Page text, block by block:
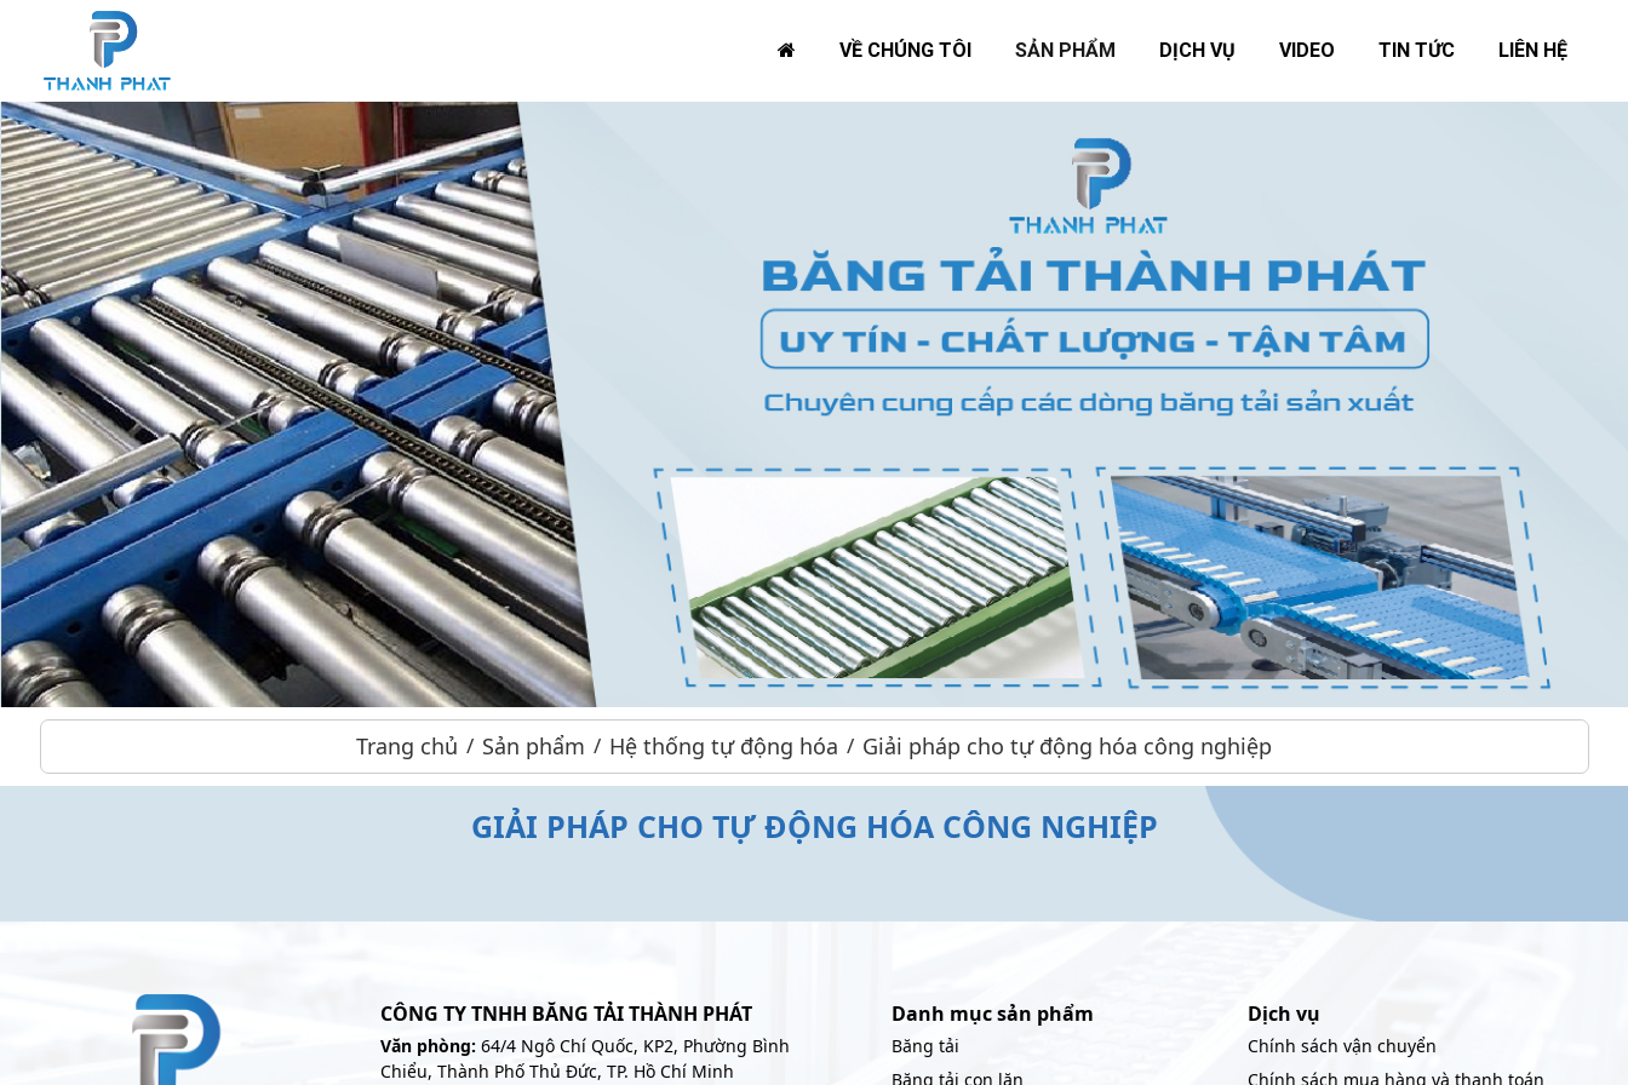
VỀ CHÚNG TÔI SẢN PHẨM DỊCH VỤ VIDEO TIN TỨC LIÊN HỆ
Trang chủ Sản phẩm Hệ thống tự động hóa Giải pháp cho tự động hóa công nghiệp
GIẢI PHÁP CHO TỰ ĐỘNG HÓA CÔNG NGHIỆP
CÔNG TY TNHH BĂNG TẢI THÀNH PHÁT
Văn phòng:64/4 Ngô Chí Quốc, KP2, Phường Bình
Chiểu, Thành Phố Thủ Đức, TP. Hồ Chí Minh
Danh mục sản phẩm
Băng tải
Băng tải con lăn
Dịch vụ
Chính sách vận chuyển
Chính sách mua hàng và thanh toán